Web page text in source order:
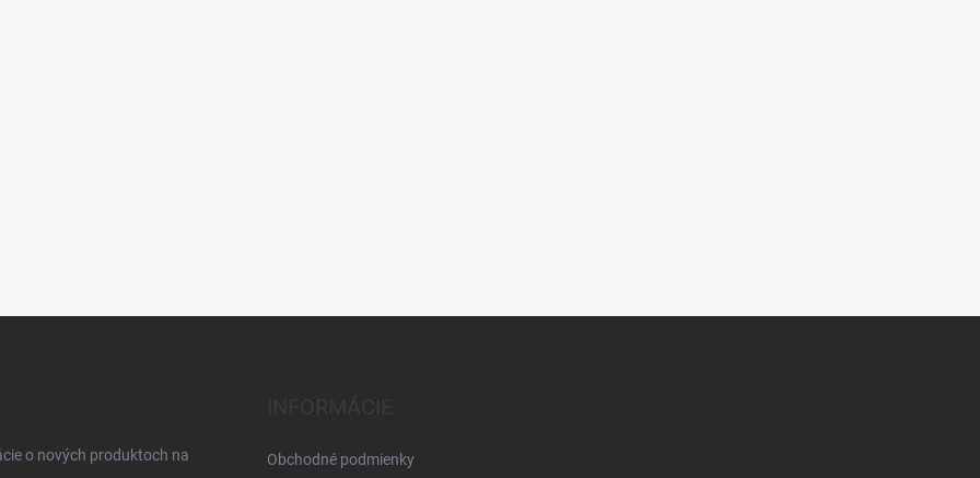
o nových produktoch na
Obchodné podmienky